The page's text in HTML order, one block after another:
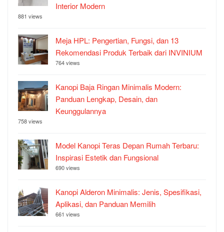
Interior Modern
881 views
Meja HPL: Pengertian, Fungsi, dan 13
Rekomendasi Produk Terbaik dari INVINIUM
764 views
Kanopi Baja Ringan Minimalis Modern:
Panduan Lengkap, Desain, dan
Keunggulannya
758 views
Model Kanopi Teras Depan Rumah Terbaru:
Inspirasi Estetik dan Fungsional
690 views
Kanopi Alderon Minimalis: Jenis, Spesifikasi,
Aplikasi, dan Panduan Memilih
661 views